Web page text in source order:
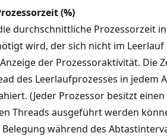
(%)
durchschnittliche Prozessorzeit
wird, der sich nicht im
der Prozessoraktivität. Die
des Leerlaufprozesses in
(Jeder Prozessor besitzt
Threads ausgeführt werden
während des